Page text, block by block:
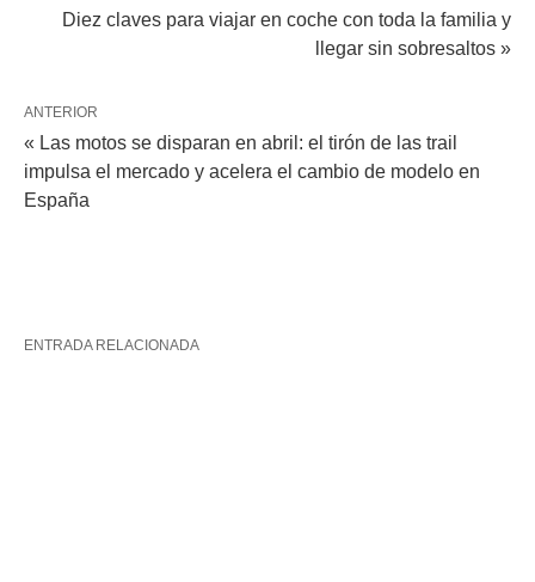
Diez claves para viajar en coche con toda la familia y
llegar sin sobresaltos »
ANTERIOR
« Las motos se disparan en abril: el tirón de las trail
impulsa el mercado y acelera el cambio de modelo en
España
ENTRADA RELACIONADA